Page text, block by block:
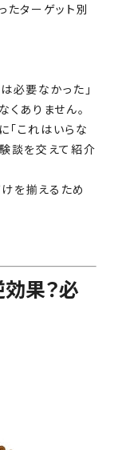
たターゲット別
必要なかった」
くありません。
「これはいらな
談を交えて紹介
を揃えるため
効果？必